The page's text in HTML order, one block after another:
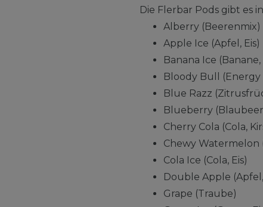
Die Flerbar Pods gibt es
Alberry (Beerenmix)
Apple Ice (Apfel, Eis)
Banana Ice (Banane,
Bloody Bull (Energy
Blue Razz
Blueberry
Cherry Cola (Cola,
Chewy Watermelon
Cola Ice (Cola, Eis)
Double Apple
Grape (Traube)